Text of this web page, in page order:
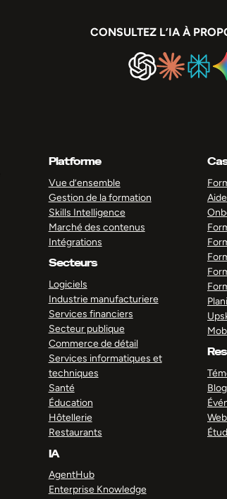
CONSULTEZ L’IA À
Platforme
Vue d’ensemble
Gestion de la formation
Skills Intelligence
Marché des contenus
Intégrations
Secteurs
Logiciels
Industrie manufacturiere
Services financiers
Secteur publique
Commerce de détail
Services informatiques et
techniques
Santé
Éducation
Hôtellerie
Restaurants
IA
AgentHub
Enterprise Knowledge
Blog